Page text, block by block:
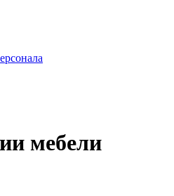
мебели